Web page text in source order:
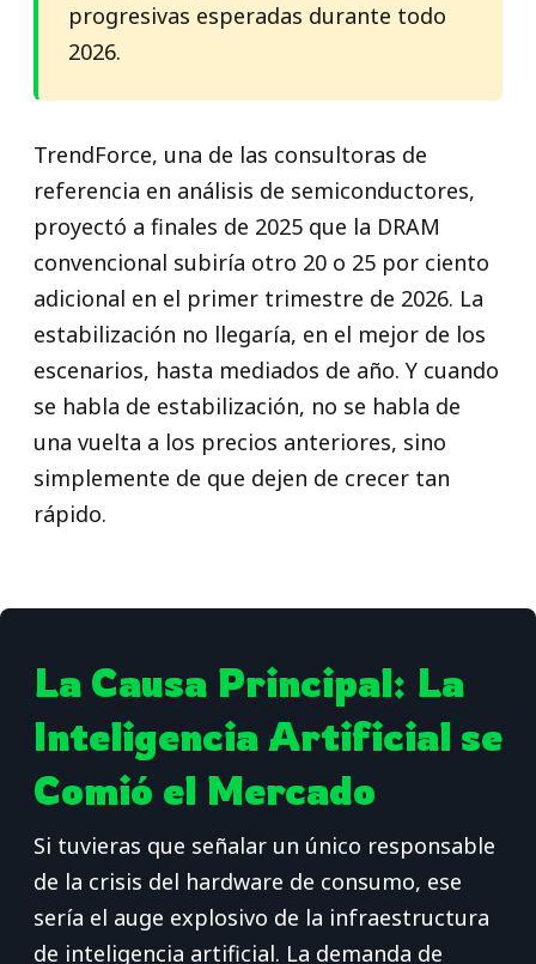
progresivas esperadas durante todo
2026.
TrendForce, una de las consultoras de
referencia en análisis de semiconductores,
proyectó a finales de 2025 que la DRAM
convencional subiría otro 20 o 25 por ciento
adicional en el primer trimestre de 2026. La
estabilización no llegaría, en el mejor de los
escenarios, hasta mediados de año. Y cuando
se habla de estabilización, no se habla de
una vuelta a los precios anteriores, sino
simplemente de que dejen de crecer tan
rápido.
La Causa Principal: La
Inteligencia Artificial se
Comió el Mercado
Si tuvieras que señalar un único responsable
de la crisis del hardware de consumo, ese
sería el auge explosivo de la infraestructura
de inteligencia artificial. La demanda de